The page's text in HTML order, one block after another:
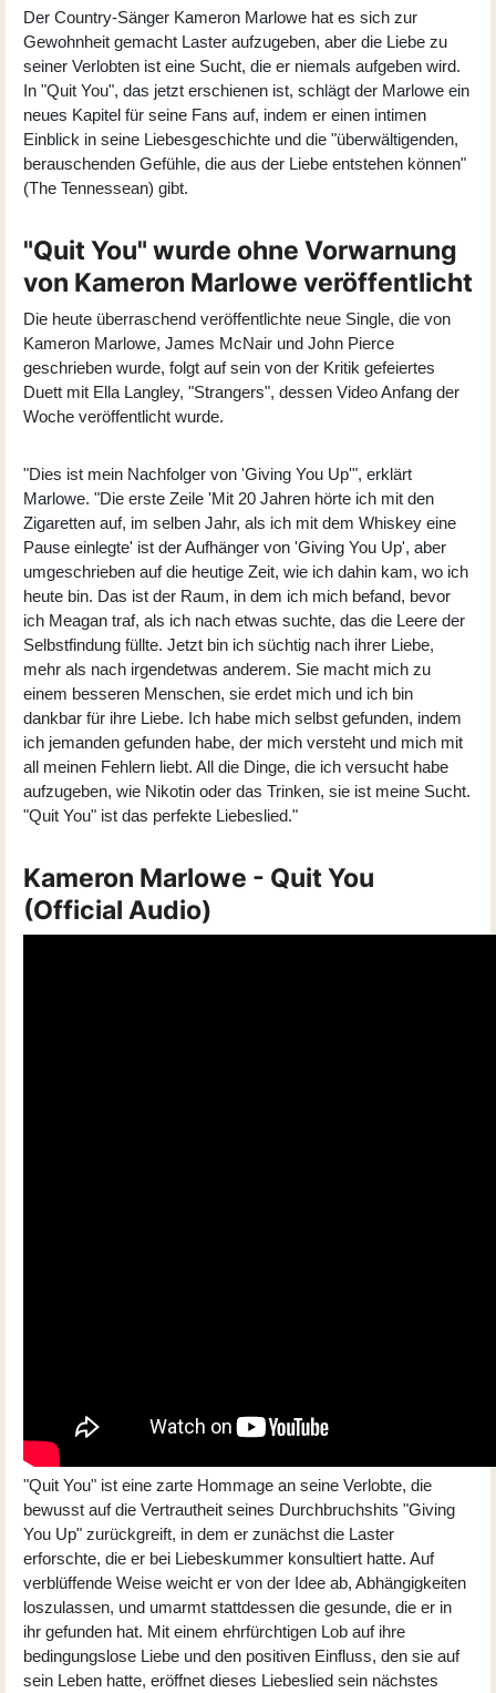
Der Country-Sänger Kameron Marlowe hat es sich zur
Gewohnheit gemacht Laster aufzugeben, aber die Liebe zu
seiner Verlobten ist eine Sucht, die er niemals aufgeben wird.
In "Quit You", das jetzt erschienen ist, schlägt der Marlowe ein
neues Kapitel für seine Fans auf, indem er einen intimen
Einblick in seine Liebesgeschichte und die "überwältigenden,
berauschenden Gefühle, die aus der Liebe entstehen können"
(The Tennessean) gibt.
"Quit You" wurde ohne Vorwarnung
von Kameron Marlowe veröffentlicht
Die heute überraschend veröffentlichte neue Single, die von
Kameron Marlowe, James McNair und John Pierce
geschrieben wurde, folgt auf sein von der Kritik gefeiertes
Duett mit Ella Langley, "Strangers", dessen Video Anfang der
Woche veröffentlicht wurde.
"Dies ist mein Nachfolger von 'Giving You Up'", erklärt
Marlowe. "Die erste Zeile 'Mit 20 Jahren hörte ich mit den
Zigaretten auf, im selben Jahr, als ich mit dem Whiskey eine
Pause einlegte' ist der Aufhänger von 'Giving You Up', aber
umgeschrieben auf die heutige Zeit, wie ich dahin kam, wo ich
heute bin. Das ist der Raum, in dem ich mich befand, bevor
ich Meagan traf, als ich nach etwas suchte, das die Leere der
Selbstfindung füllte. Jetzt bin ich süchtig nach ihrer Liebe,
mehr als nach irgendetwas anderem. Sie macht mich zu
einem besseren Menschen, sie erdet mich und ich bin
dankbar für ihre Liebe. Ich habe mich selbst gefunden, indem
ich jemanden gefunden habe, der mich versteht und mich mit
all meinen Fehlern liebt. All die Dinge, die ich versucht habe
aufzugeben, wie Nikotin oder das Trinken, sie ist meine Sucht.
"Quit You" ist das perfekte Liebeslied."
Kameron Marlowe - Quit You
(Official Audio)
"Quit You" ist eine zarte Hommage an seine Verlobte, die
bewusst auf die Vertrautheit seines Durchbruchshits "Giving
You Up" zurückgreift, in dem er zunächst die Laster
erforschte, die er bei Liebeskummer konsultiert hatte. Auf
verblüffende Weise weicht er von der Idee ab, Abhängigkeiten
loszulassen, und umarmt stattdessen die gesunde, die er in
ihr gefunden hat. Mit einem ehrfürchtigen Lob auf ihre
bedingungslose Liebe und den positiven Einfluss, den sie auf
sein Leben hatte, eröffnet dieses Liebeslied sein nächstes